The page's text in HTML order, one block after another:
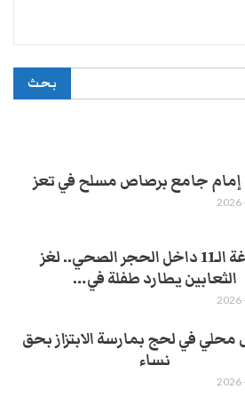
إمام جامع برصاص مسلح في تعز
اللدغة الـ11 داخل الحجر الصحي.. لغز
الثعابين يطارد طفلة في…
في لحج بمارسة الابتزاز بحق
نساء